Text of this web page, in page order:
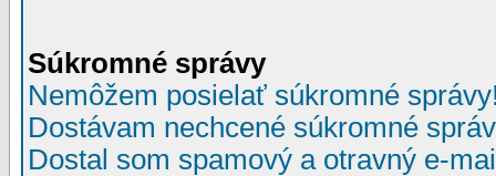
Súkromné správy
Nemôžem posielať súkromné
Dostávam nechcené súkromné
Dostal som spamový a otravný e-